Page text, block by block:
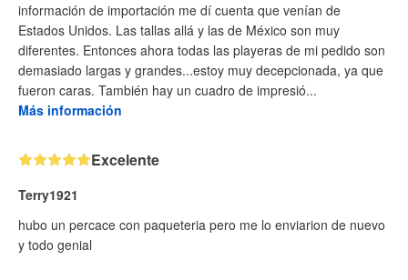
información de importación me dí cuenta que venían de
Estados Unidos. Las tallas allá y las de México son muy
diferentes. Entonces ahora todas las playeras de mi pedido son
demasiado largas y grandes...estoy muy decepcionada, ya que
fueron caras. También hay un cuadro de impresió...
Más información
Excelente
Terry1921
hubo un percace con paqueteria pero me lo enviarion de nuevo
y todo genial